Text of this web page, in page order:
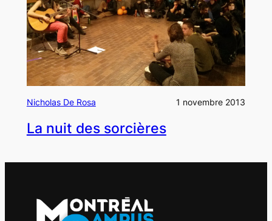
Nicholas De Rosa 1 novembre 2013
La nuit des sorcières